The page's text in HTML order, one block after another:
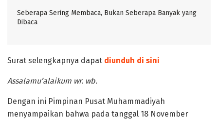
Seberapa Sering Membaca, Bukan Seberapa Banyak yang
Dibaca
Surat selengkapnya dapat diunduh di sini
Assalamu’alaikum wr. wb.
Dengan ini Pimpinan Pusat Muhammadiyah
menyampaikan bahwa pada tanggal 18 November